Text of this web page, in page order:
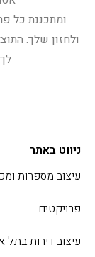
ומתכננת כל
ולחזון שלך.
ניווט באתר
עיצוב מספרות
פרויקטים
עיצוב דירות בתל